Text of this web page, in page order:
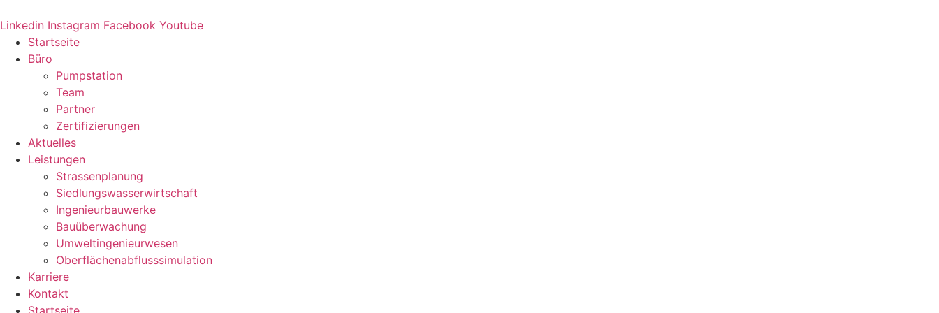
Inhalt
springen
Linkedin Instagram Facebook Youtube
Startseite
Büro
Pumpstation
Team
Partner
Zertifizierungen
Aktuelles
Leistungen
Strassenplanung
Siedlungswasserwirtschaft
Ingenieurbauwerke
Bauüberwachung
Umweltingenieurwesen
Oberflächenabflusssimulation
Karriere
Kontakt
Startseite